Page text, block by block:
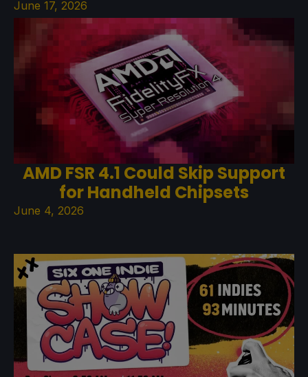
June 17, 2026
AMD FSR 4.1 Could Skip Support
for Handheld Chipsets
June 4, 2026